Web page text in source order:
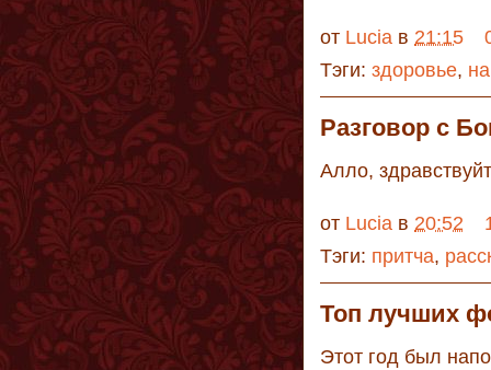
от Lucia в 21:15
Тэги: здоровье,
Разговор с
Алло,
от Lucia в 20:52
Тэги: притча,
Топ лучших
Этот год был